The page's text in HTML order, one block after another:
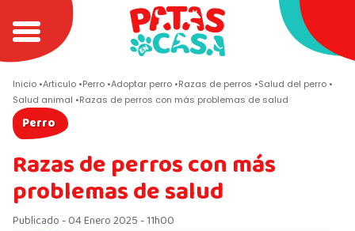
Inicio Articulo Perro Adoptar perro Razas de perros
Salud del perro
Salud animal
Razas de perros con más problemas de salud
Perro
Razas de perros con más
problemas de salud
Publicado - 04 Enero 2025 - 11h00